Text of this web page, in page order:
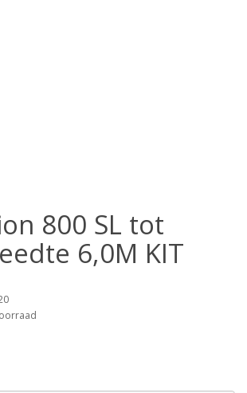
800 SL tot
6,0M KIT